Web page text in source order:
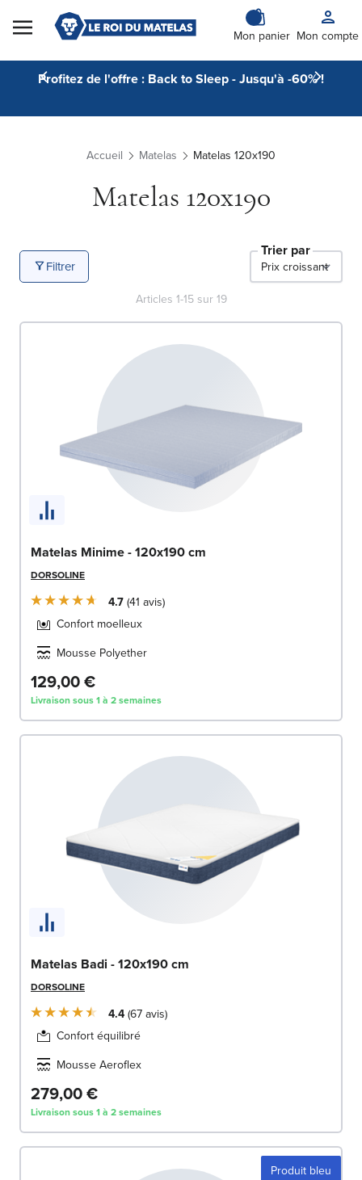
Skip to Content
Mon panier Mon compte
Profitez de l'offre : Back to Sleep - Jusqu'à -60% !
Accueil Matelas Matelas 120x190
Matelas 120x190
Filtrer
Trier par
Articles 1-15sur 19
Matelas Minime - 120x190 cm
DORSOLINE
4.7 41 avis
Confort moelleux
Mousse Polyether
129,00 €
Livraison sous 1 à 2 semaines
Matelas Badi - 120x190 cm
DORSOLINE
4.4 67 avis
Confort équilibré
Mousse Aeroflex
279,00 €
Livraison sous 1 à 2 semaines
Produit bleu